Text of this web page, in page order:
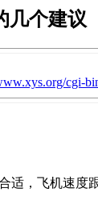
几个建议
cgi-
，飞机速